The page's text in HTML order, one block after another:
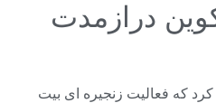
درازمدت
که فعالیت زنجیره ای بیت